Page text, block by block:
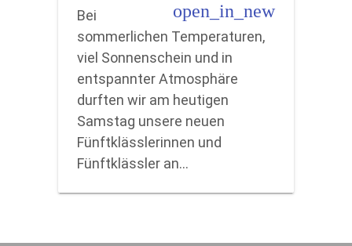
open_in_new
Bei
sommerlichen Temperaturen,
viel Sonnenschein und in
entspannter Atmosphäre
durften wir am heutigen
Samstag unsere neuen
Fünftklässlerinnen und
Fünftklässler an…